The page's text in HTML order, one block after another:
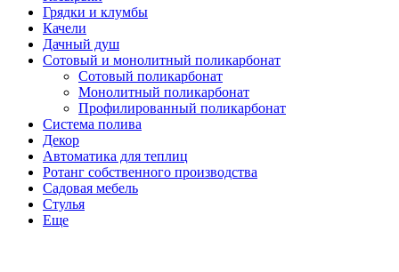
Грядки и клумбы
Качели
Дачный душ
Сотовый и монолитный поликарбонат
Сотовый поликарбонат
Монолитный поликарбонат
Профилированный поликарбонат
Система полива
Декор
Автоматика для теплиц
Ротанг собственного производства
Садовая мебель
Стулья
Еще